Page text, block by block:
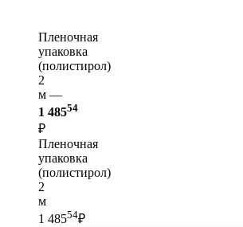
Пленочная
упаковка
(полистирол)
2
м —
1 48554
₽
Пленочная
упаковка
(полистирол)
2
м
1 48554₽